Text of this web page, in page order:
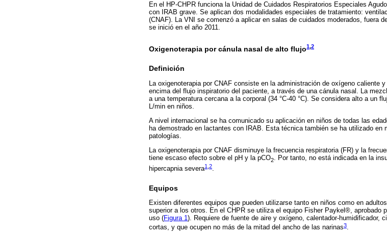
En el HP-CHPR funciona la Unidad de Cuidados Respiratorios Especiales
con IRAB grave. Se aplican dos modalidades especiales de tratamiento:
(CNAF). La VNI se comenzó a aplicar en salas de cuidados moderados, fuera
se inició en el año 2011.
Oxigenoterapia por cánula nasal de alto flujo1,2
Definición
La oxigenoterapia por CNAF consiste en la administración de oxígeno caliente
encima del flujo inspiratorio del paciente, a través de una cánula nasal. La
a una temperatura cercana a la corporal (34 °C-40 °C). Se considera alto a un
L/min en niños.
A nivel internacional se ha comunicado su aplicación en niños de todas las
ha demostrado en lactantes con IRAB. Esta técnica también se ha utilizado
patologías.
La oxigenoterapia por CNAF disminuye la frecuencia respiratoria (FR) y la
tiene escaso efecto sobre el pH y la pCO2. Por tanto, no está indicada en la
hipercapnia severa1 2.
Equipos
Existen diferentes equipos que pueden utilizarse tanto en niños como en
superior a los otros. En el CHPR se utiliza el equipo Fisher Paykel®, aprobado
uso (Figura 1). Requiere de fuente de aire y oxígeno, calentador-humidificador,
cortas, y que ocupen no más de la mitad del ancho de las narinas3.